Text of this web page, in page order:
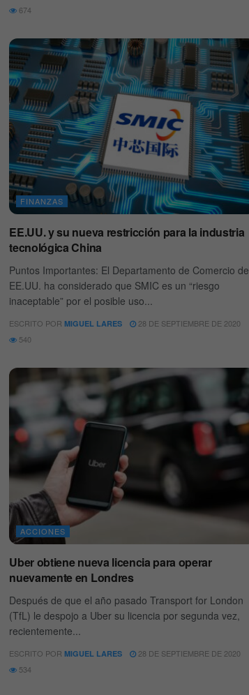
674
FINANZAS
EE.UU. y su nueva restricción para la industria
tecnológica China
Puntos Importantes: El Departamento de Comercio de
EE.UU. ha considerado que SMIC es un “riesgo
inaceptable” por el posible uso...
ESCRITO POR MIGUEL LARES
28 DE SEPTIEMBRE DE 2020
540
ACCIONES
Uber obtiene nueva licencia para operar
nuevamente en Londres
Después de que el año pasado Transport for London
(TfL) le despojo a Uber su licencia por segunda vez,
recientemente...
ESCRITO POR MIGUEL LARES
28 DE SEPTIEMBRE DE 2020
534